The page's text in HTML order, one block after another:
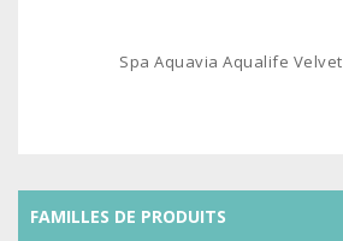
Spa Aquavia Aqualife Velvet
FAMILLES DE PRODUITS